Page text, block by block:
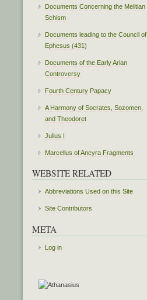
Documents Concerning the Melitian
Schism
Documents leading to the Council of
Ephesus (431)
Documents of the Early Arian
Controversy
Fourth Century Papacy
A Harmony of Socrates, Sozomen,
and Theodoret
Julius I
Marcellus of Ancyra Fragments
WEBSITE RELATED
Abbreviations Used on this Site
Site Contributors
META
Log in